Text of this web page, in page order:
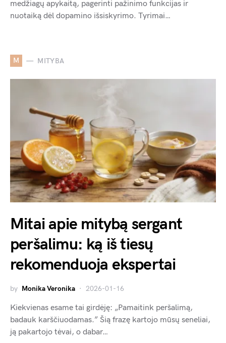
medžiagų apykaitą, pagerinti pažinimo funkcijas ir
nuotaiką dėl dopamino išsiskyrimo. Tyrimai…
M MITYBA
Mitai apie mitybą sergant
peršalimu: ką iš tiesų
rekomenduoja ekspertai
by Monika Veronika 2026-01-16
Kiekvienas esame tai girdėję: „Pamaitink peršalimą,
badauk karščiuodamas.” Šią frazę kartojo mūsų seneliai,
ją pakartojo tėvai, o dabar…